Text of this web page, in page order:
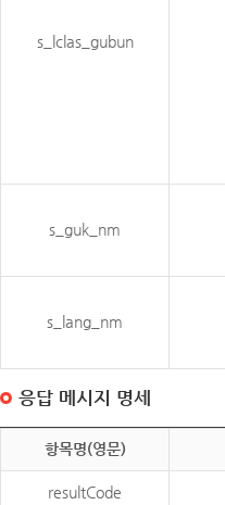
s_lclas_gubun
s_guk_nm
s_lang_nm
응답 메시지 명세
항목명(영문)
resultCode